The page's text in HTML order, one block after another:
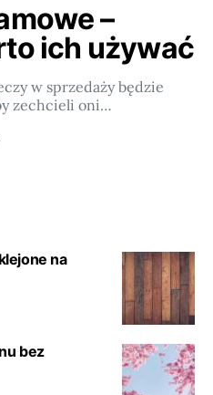
–
ich używać
w sprzedaży będzie
zechcieli oni…
na
bez